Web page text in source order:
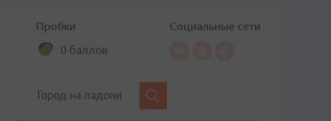
Пробки
0 баллов
Социальные сети
Город на ладони